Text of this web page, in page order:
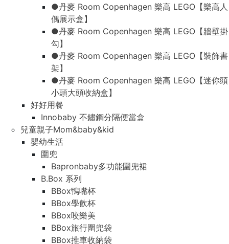
●丹麥 Room Copenhagen 樂高 LEGO【樂高人
偶展示盒】
●丹麥 Room Copenhagen 樂高 LEGO【牆壁掛
勾】
●丹麥 Room Copenhagen 樂高 LEGO【裝飾書
架】
●丹麥 Room Copenhagen 樂高 LEGO【迷你頭
小頭大頭收納盒】
好好用餐
Innobaby 不鏽鋼分隔便當盒
兒童親子Mom&baby&kid
嬰幼生活
圍兜
Bapronbaby多功能圍兜裙
B.Box 系列
BBox鴨嘴杯
BBox學飲杯
BBox咬樂美
BBox旅行圍兜袋
BBox推車收納袋